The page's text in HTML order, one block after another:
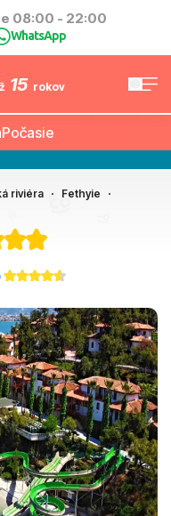
08:00 - 22:00
WhatsApp
15 rokov
Počasie
riviéra
Fethyie